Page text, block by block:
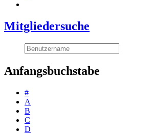
Mitgliedersuche
Anfangsbuchstabe
#
A
B
C
D